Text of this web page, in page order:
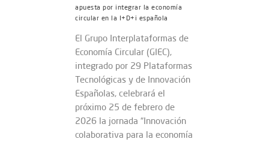
apuesta por integrar la economía
circular en la I+D+i española
El Grupo Interplataformas de
Economía Circular (GIEC),
integrado por 29 Plataformas
Tecnológicas y de Innovación
Españolas, celebrará el
próximo 25 de febrero de
2026 la jornada “Innovación
colaborativa para la economía